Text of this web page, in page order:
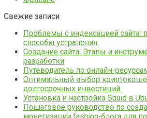
Свежие записи
Проблемы с индексацией сайта:
способы устранения
Создание сайта: Этапы и
разработки
Путеводитель по онлайн-
Оптимальный выбор
долгосрочных инвестиций
Установка и настройка Squid в
Пошаговое руководство по